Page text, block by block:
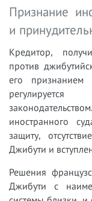
Признание
и
Кредитор,
против
его признанием
регулируется
иностранного
защиту,
Джибути и
Решения
Джибути с